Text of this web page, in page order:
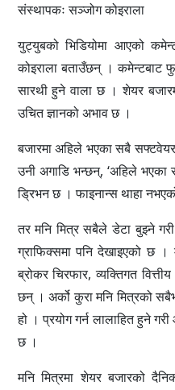
संस्थापकः सञ्जोग कोइराला
युट्युबको भिडियोमा आएको
कोइराला बताउँछन् । कमेन्टबाट
सारथी हुने वाला छ । शेयर
उचित ज्ञानको अभाव छ ।
बजारमा अहिले भएका सबै
उनी अगाडि भन्छन्, ‘अहिले
ड्रिभन छ । फाइनान्स थाहा नभएको
तर मनि मित्र सबैले डेटा बुझ्ने
ग्राफिक्समा पनि देखाइएको छ ।
ब्रोकर चिरफार, व्यक्तिगत
छन् । अर्को कुरा मनि मित्रको
हो । प्रयोग गर्न लालाहित हुने
छ ।
मनि मित्रमा शेयर बजारको